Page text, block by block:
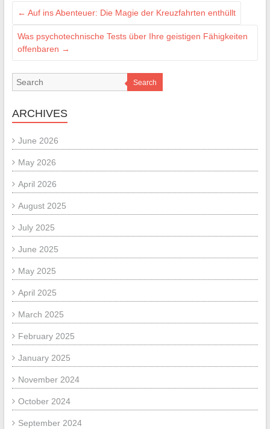
← Auf ins Abenteuer: Die Magie der Kreuzfahrten enthüllt
Was psychotechnische Tests über Ihre geistigen Fähigkeiten
offenbaren →
Search
ARCHIVES
June 2026
May 2026
April 2026
August 2025
July 2025
June 2025
May 2025
April 2025
March 2025
February 2025
January 2025
November 2024
October 2024
September 2024